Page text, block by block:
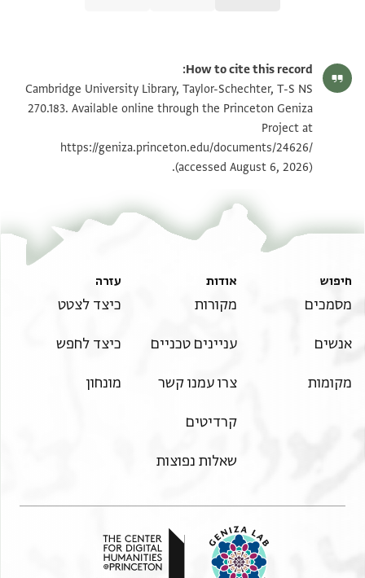
T-S NS 270.183 1v הגדל וסובב
T-S NS 270.183 2r
T-S NS 270.183 2v הגדל וסובב
תנאי היתר שימוש בתצלום
How to cite this record:
Cambridge University Library, Taylor-Schechter, T-S NS
270.183. Available online through the Princeton Geniza
Project at
https://geniza.princeton.edu/documents/24626/
(accessed August 6, 2026).
חיפוש
מסמכים
אנשים
מקומות
אודות
מקורות
עניינים טכניים
צרו עמנו קשר
קרדיטים
שאלות נפוצות
עזרה
כיצד לצטט
כיצד לחפש
מונחון